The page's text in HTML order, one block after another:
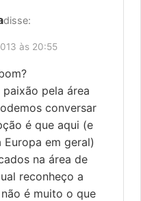
disse:
às 20:55
pela área
conversar
é que aqui (e
Europa em geral)
na área de
reconheço a
é muito o que